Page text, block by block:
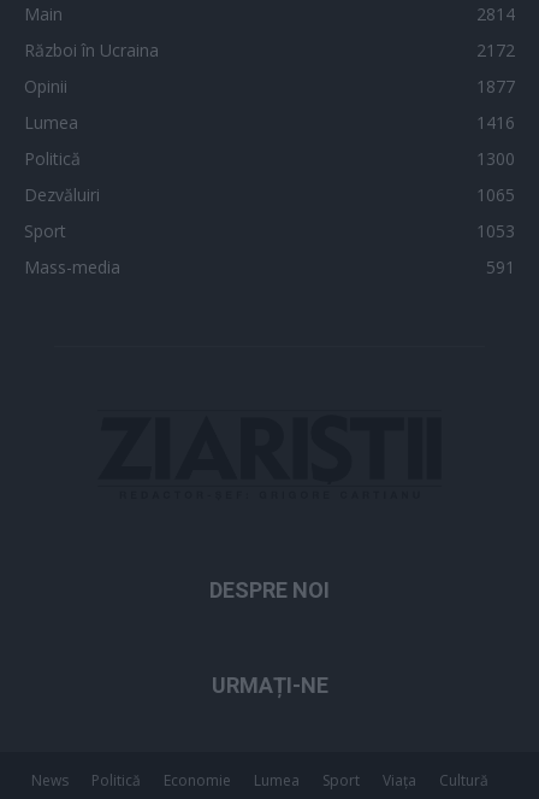
Main
2814
Război în Ucraina
2172
Opinii
1877
Lumea
1416
Politică
1300
Dezvăluiri
1065
Sport
1053
Mass-media
591
DESPRE NOI
URMAȚI-NE
News Politică Economie Lumea Sport Viața
Cultură